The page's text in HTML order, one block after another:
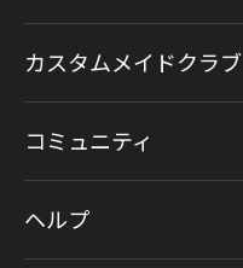
カスタムメイドクラブ
コミュニティ
ヘルプ